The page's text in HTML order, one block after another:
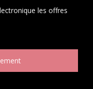
les offres